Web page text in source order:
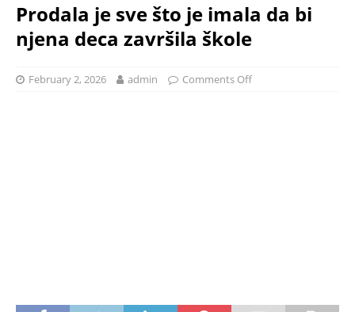
Prodala je sve što je imala da bi
njena deca završila škole
February 2, 2026 admin Comments Off